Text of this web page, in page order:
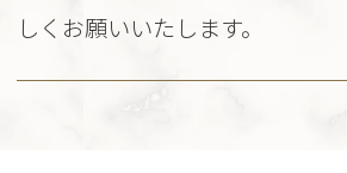
しくお願いいたします。